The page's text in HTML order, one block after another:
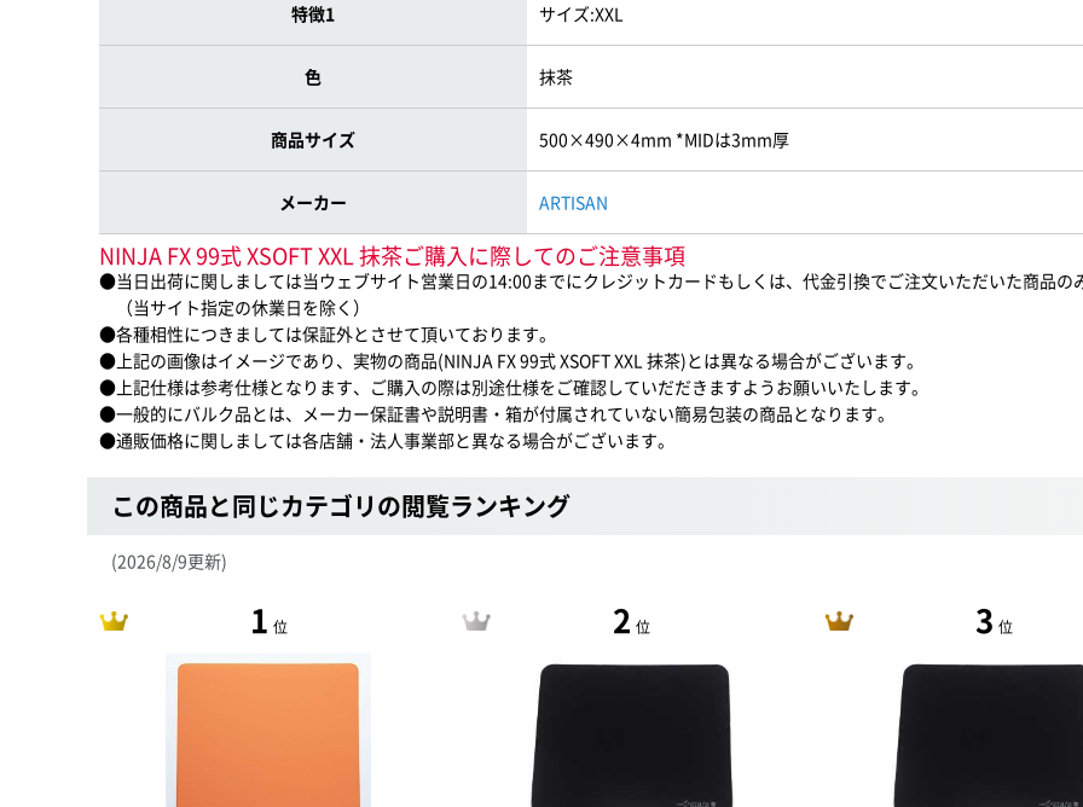
特徴1 サイズ:XXL
色 抹茶
商品サイズ 500×490×4mm *MIDは3mm厚
メーカー ARTISAN
NINJA FX 99式 XSOFT XXL 抹茶ご購入に際してのご注意事項
●当日出荷に関しましては当ウェブサイト営業日の14:00までにクレジットカードもしくは、代金引換でご注文いただいた商品の
（当サイト指定の休業日を除く）
●各種相性につきましては保証外とさせて頂いております。
●上記の画像はイメージであり、実物の商品(NINJA FX 99式 XSOFT XXL 抹茶)とは異なる場合がございます。
●上記仕様は参考仕様となります、ご購入の際は別途仕様をご確認していだだきますようお願いいたします。
●一般的にバルク品とは、メーカー保証書や説明書・箱が付属されていない簡易包装の商品となります。
●通販価格に関しましては各店舗・法人事業部と異なる場合がございます。
この商品と同じカテゴリの閲覧ランキング
(2026/8/9更新)
1 位 2 位 3 位